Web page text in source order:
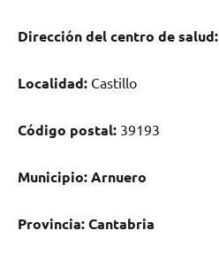
Dirección del centro dе salud:
Localidad: Castillo
Código postal: 39193
Municipio:Arnuero
Provincia:Cantabria